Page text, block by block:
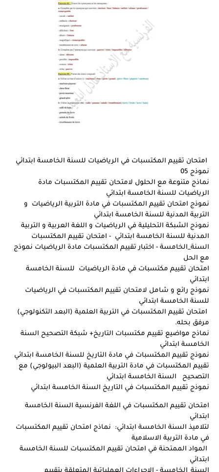
امتحان تقييم المكتسبات في الرياضيات للسنة الخامسة ابتدائي
نموذج 05
نماذج متنوعة مع الحلول لامتحان تقييم المكتسبات مادة
الرياضيات للسنة الخامسة ابتدائي
نموذج امتحان تقييم المكتسبات في مادة التربية الرياضيات و
التربية المدنية للسنة الخامسة ابتدائي
نموذج الشبكة التحليلية في الرياضيات و اللغة العربية و التربية
المدنية للسنة الخامسة ابتدائي - امتحان تقييم المكتسبات
السنة_الخامسة - اختبار تقييم المكتسبات مادة الرياضيات نموذج
مع الحل
امتحان تقييم مكتسبات في مادة الرياضيات للسنة الخامسة
ابتدائي
نموذج رائع و شامل لامتحان تقييم المكتسبات في الرياضيات
للسنة الخامسة ابتدائي
امتحان تقييم المكتسبات في التربية العلمية (البعد التكنولوجي)
مرفق بحله.
نماذج مواضيع تقييم مكتسبات التاريخ+ شبكة التصحيح السنة
الخامسة ابتدائي
نموذج تقييم المكتسبات في مادة التاريخ للسنة الخامسة ابتدائي
تقييم المكتسبات في مادة التربية العلمية (البعد البيولوجي) مع
التصحيح السنة الخامسة ابتدائي
نموذج تقييم المكتسبات في التاريخ السنة الخامسة ابتدائي
امتحان تقييم المكتسبات في اللغة الفرنسية السنة الخامسة
ابتدائي
لتلاميذ السنة الخامسة ابتدائي: نماذج امتحان تقييم المكتسبات
في مادة التربية الاسلامية
المواد الممتحنة في امتحان تقييم المكتسبات للسنة الخامسة
ابتدائي
السنة_الخامسة - الاجراءات العملياتية المتعلقة بتقييم